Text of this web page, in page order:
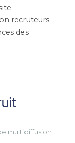
recruteurs
des
multidiffusion